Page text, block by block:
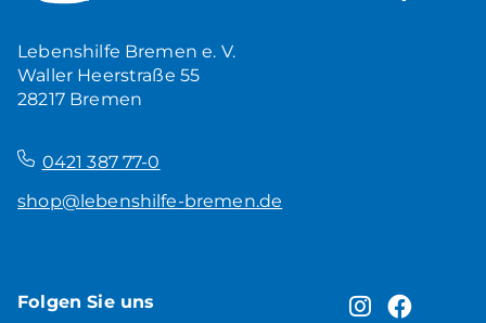
Lebenshilfe Bremen e. V.
Waller Heerstraße 55
28217 Bremen
0421 387 77-0
shop@lebenshilfe-bremen.de
Folgen Sie uns